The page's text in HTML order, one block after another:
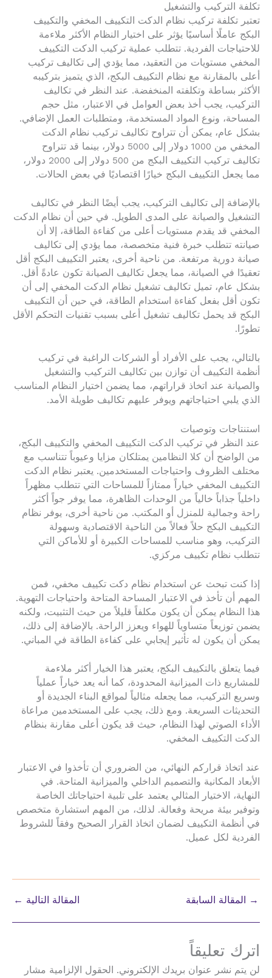
تكلفة التركيب والتشغيل
تعتبر تكلفة تركيب نظام الدكت التكييف المخفي والتكييف
البكج عاملًا أساسيًا يؤثر على اختيار النظام الأكثر ملاءمة
للاحتياجات الفردية. تتطلب عملية تركيب الدكت التكييف
المخفي مستويات من التعقيد، مما يؤدي إلى تكاليف تركيب
أعلى بالمقارنة مع نظام التكييف البكج، الذي يتميز بتركيبه
الأكثر بساطة وتكلفته المنخفضة. عند النظر في تكاليف
التركيب، يجب أخذ بعض العوامل في الاعتبار، مثل حجم
المساحة، ونوع المواد المستخدمة، ومتطلبات العمل الإضافي.
بشكل عام، يمكن أن تتراوح تكاليف تركيب نظام الدكت
المخفي من 1000 دولار إلى 5000 دولار، بينما قد تتراوح
تكاليف تركيب التكييف البكج من 500 دولار إلى 2000 دولار،
مما يجعل التكييف البكج خيارًا اقتصاديًا في بعض الحالات.
بالإضافة إلى تكاليف التركيب، يجب أيضًا النظر في تكاليف
التشغيل والصيانة على المدى الطويل. في حين أن نظام الدكت
المخفي قد يقدم مستويات أعلى من كفاءة الطاقة، إلا أن
صيانته تتطلب خبرة فنية متخصصة، مما يؤدي إلى تكاليف
صيانة دورية مرتفعة. من ناحية أخرى، يعتبر التكييف البكج أقل
تعقيدًا في الصيانة، مما يجعل تكاليف الصيانة تكون عادةً أقل.
بشكل عام، تميل تكاليف تشغيل نظام الدكت المخفي إلى أن
تكون أقل بفعل كفاءة استخدام الطاقة، في حين أن التكييف
البكج قد يحمل تكاليف تشغيل أعلى بسبب تقنيات التحكم الأقل
تطورًا.
بالتالي، يجب على الأفراد أو الشركات الراغبة في تركيب
أنظمة التكييف أن توازن بين تكاليف التركيب والتشغيل
والصيانة عند اتخاذ قراراتهم، مما يضمن اختيار النظام المناسب
الذي يلبي احتياجاتهم ويوفر عليهم تكاليف طويلة الأمد.
استنتاجات وتوصيات
عند النظر في تركيب الدكت التكييف المخفي والتكييف البكج،
من الواضح أن كلا النظامين يمتلكان مزايا وعيوباً تتناسب مع
مختلف الظروف واحتياجات المستخدمين. يعتبر نظام الدكت
التكييف المخفي خياراً ممتازاً للمساحات التي تتطلب مظهراً
داخلياً جذاباً خالياً من الوحدات الظاهرة، مما يوفر جواً أكثر
راحة وجمالية للمنزل أو المكتب. من ناحية أخرى، يوفر نظام
التكييف البكج حلاً فعالاً من الناحية الاقتصادية وسهولة
التركيب، وهو مناسب للمساحات الكبيرة أو للأماكن التي
تتطلب نظام تكييف مركزي.
إذا كنت تبحث عن استخدام نظام دكت تكييف مخفي، فمن
المهم أن تأخذ في الاعتبار المساحة المتاحة واحتياجات التهوية.
هذا النظام يمكن أن يكون مكلفاً قليلاً من حيث التثبيت، ولكنه
يضمن توزيعاً متساوياً للهواء ويعزز الراحة. بالإضافة إلى ذلك،
يمكن أن يكون له تأثير إيجابي على كفاءة الطاقة في المباني.
فيما يتعلق بالتكييف البكج، يعتبر هذا الخيار أكثر ملاءمة
للمشاريع ذات الميزانية المحدودة، كما أنه يعد خياراً عملياً
وسريع التركيب، مما يجعله مثالياً لمواقع البناء الجديدة أو
التحديثات السريعة. ومع ذلك، يجب على المستخدمين مراعاة
الأداء الصوتي لهذا النظام، حيث قد يكون أعلى مقارنة بنظام
الدكت التكييف المخفي.
عند اتخاذ قراركم النهائي، من الضروري أن تأخذوا في الاعتبار
الأبعاد المكانية والتصميم الداخلي والميزانية المتاحة. في
النهاية، الاختيار المثالي يعتمد على تلبية احتياجاتك الخاصة
وتوفير بيئة مريحة وفعالة. لذلك، من المهم استشارة متخصص
في أنظمة التكييف لضمان اتخاذ القرار الصحيح وفقاً للشروط
الفردية لكل عميل.
→ المقالة السابقة المقالة التالية ←
اترك تعليقاً
لن يتم نشر عنوان بريدك الإلكتروني. الحقول الإلزامية مشار